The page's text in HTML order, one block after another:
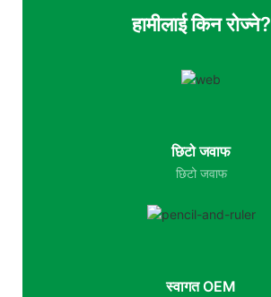
हामीलाई किन रोज्ने?
छिटो जवाफ
छिटो जवाफ
स्वागत OEM